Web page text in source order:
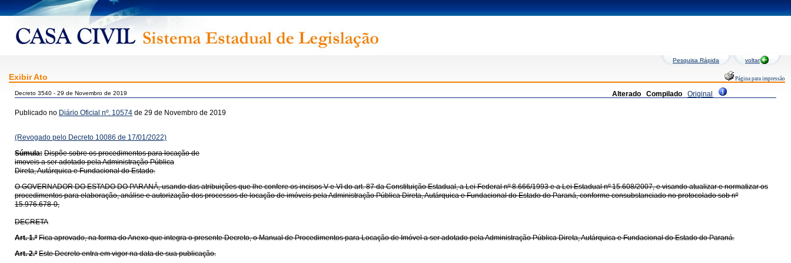
Pesquisa Rápida voltar
Exibir Ato Página para impressão
Alterado Compilado Original
Decreto 3540 - 29 de Novembro de 2019
Publicado no Diário Oficial nº. 10574 de 29 de Novembro de 2019
(Revogado pelo Decreto 10086 de 17/01/2022)
Súmula: Dispõe sobre os procedimentos para locação de
imoveis a ser adotado pela Administração Pública
Direta, Autárquica e Fundacional do Estado.
O GOVERNADOR DO ESTADO DO PARANÁ, usando das atribuições que lhe confere os incisos V e VI do art. 87 da Constituição Estadual, a Lei Federal nº 8.666/1993 e a Lei Estadual nº 15.608/2007, e visando atualizar e normatizar os
procedimentos para elaboração, análise e autorização dos processos de locação de imóveis pela Administração Pública Direta, Autárquica e Fundacional do Estado do Paraná, conforme consubstanciado no protocolado sob nº
15.976.678-0,
DECRETA
Art. 1.º Fica aprovado, na forma do Anexo que integra o presente Decreto, o Manual de Procedimentos para Locação de Imóvel a ser adotado pela Administração Pública Direta, Autárquica e Fundacional do Estado do Paraná.
Art. 2.º Este Decreto entra em vigor na data de sua publicação.